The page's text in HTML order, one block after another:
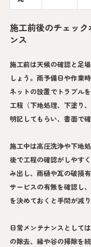
施工前後のチェッ
ンス
施工前は天候の確認と足
しょう。雨予備日や作業
ネットの設置でトラブル
工程（下地処理、下塗り
明記してもらい、書面で
施工中は高圧洗浄や下地
後で工程の確認がしやす
み出し、雨樋や瓦の破損
サービスの有無を確認し
を決めておくと手間が減り
日常メンテナンスとして
の除去、縁や谷の掃除を